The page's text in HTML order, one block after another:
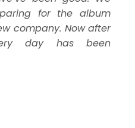
for the album
company. Now after
day has been